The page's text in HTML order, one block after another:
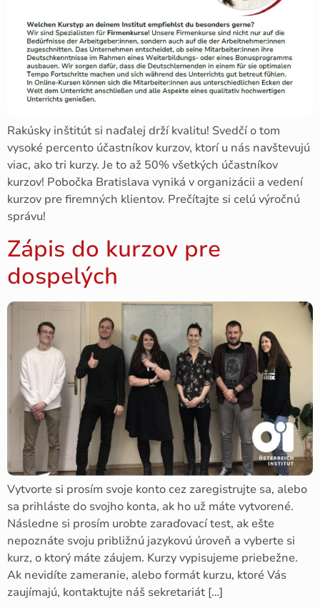
Rakúsky inštitút si naďalej drží kvalitu! Svedčí o tom
vysoké percento účastníkov kurzov, ktorí u nás navštevujú
viac, ako tri kurzy. Je to až 50% všetkých účastníkov
kurzov! Pobočka Bratislava vyniká v organizácii a vedení
kurzov pre firemných klientov. Prečítajte si celú výročnú
správu!
Zápis do kurzov pre
dospelých
Vytvorte si prosím svoje konto cez zaregistrujte sa, alebo
sa prihláste do svojho konta, ak ho už máte vytvorené.
Následne si prosím urobte zaraďovací test, ak ešte
nepoznáte svoju približnú jazykovú úroveň a vyberte si
kurz, o ktorý máte záujem. Kurzy vypisujeme priebežne.
Ak nevidíte zameranie, alebo formát kurzu, ktoré Vás
zaujímajú, kontaktujte náš sekretariát […]